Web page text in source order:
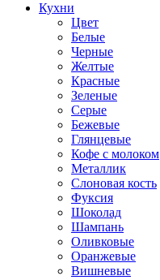
Кухни
Цвет
Белые
Черные
Желтые
Красные
Зеленые
Серые
Бежевые
Глянцевые
Кофе с молоком
Металлик
Слоновая кость
Фуксия
Шоколад
Шампань
Оливковые
Оранжевые
Вишневые